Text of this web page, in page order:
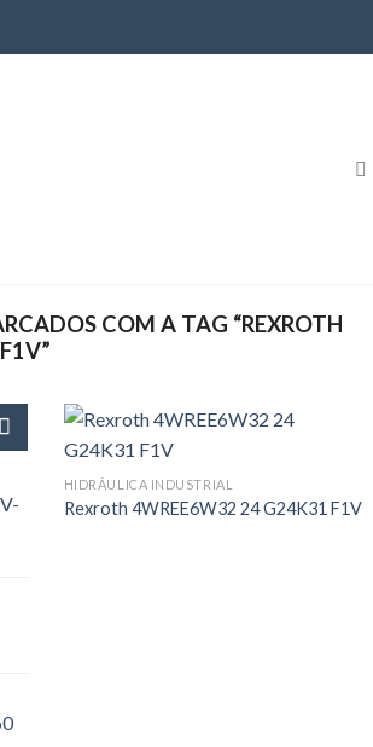
COM A TAG “REXROTH
HIDRÁULICA INDUSTRIAL
Rexroth 4WREE6W32 24 G24K31 F1V